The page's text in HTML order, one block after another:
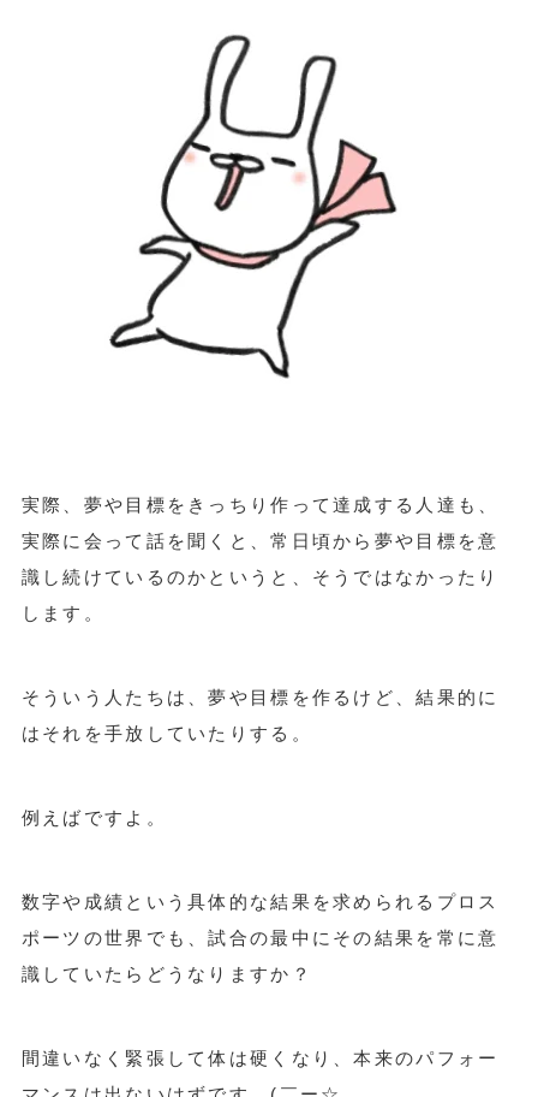
実際、夢や目標をきっちり作って達成する人達も、
実際に会って話を聞くと、常日頃から夢や目標を意
識し続けているのかというと、そうではなかったり
します。
そういう人たちは、夢や目標を作るけど、結果的に
はそれを手放していたりする。
例えばですよ。
数字や成績という具体的な結果を求められるプロス
ポーツの世界でも、試合の最中にその結果を常に意
識していたらどうなりますか？
間違いなく緊張して体は硬くなり、本来のパフォー